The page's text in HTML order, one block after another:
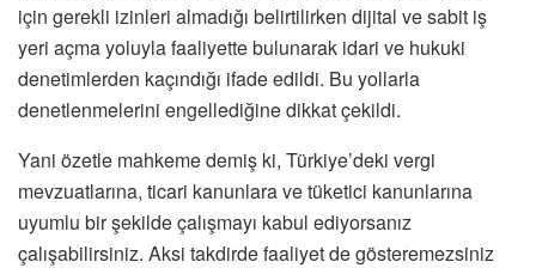
için gerekli izinleri almadığı belirtilirken dijital ve sabit iş
yeri açma yoluyla faaliyette bulunarak idari ve hukuki
denetimlerden kaçındığı ifade edildi. Bu yollarla
denetlenmelerini engellediğine dikkat çekildi.
Yani özetle mahkeme demiş ki, Türkiye’deki vergi
mevzuatlarına, ticari kanunlara ve tüketici kanunlarına
uyumlu bir şekilde çalışmayı kabul ediyorsanız
çalışabilirsiniz. Aksi takdirde faaliyet de gösteremezsiniz